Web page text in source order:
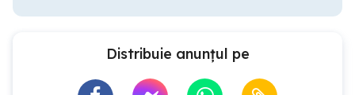
Distribuie anunțul pe